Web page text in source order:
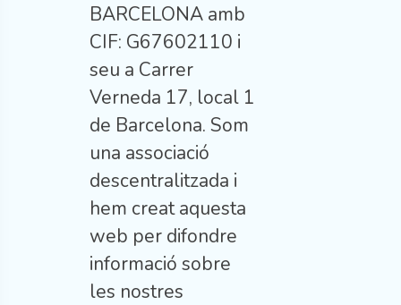
BARCELONA amb
CIF: G67602110 i
seu a Carrer
Verneda 17, local 1
de Barcelona. Som
una associació
descentralitzada i
hem creat aquesta
web per difondre
informació sobre
les nostres